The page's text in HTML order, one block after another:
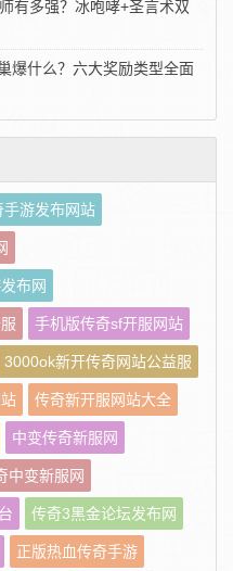
有多强？冰咆哮+圣言术双
爆什么？六大奖励类型全面
手游发布网站
布网
手机版传奇sf开服网站
3000ok新开传奇网站公益服
传奇新开服网站大全
中变传奇新服网
中变新服网
传奇3黑金论坛发布网
正版热血传奇手游